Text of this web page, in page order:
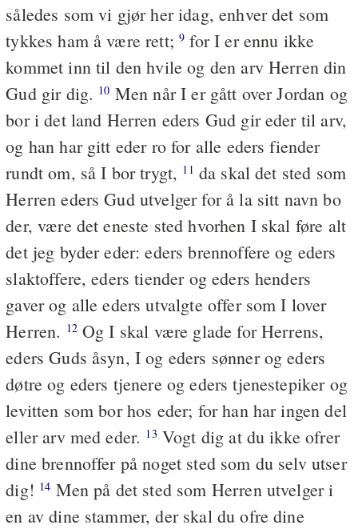
således som vi gjør her idag, enhver det som
tykkes ham å være rett;9 for I er ennu ikke
kommet inn til den hvile og den arv Herren din
Gud gir dig. 10 Men når I er gått over Jordan og
bor i det land Herren eders Gud gir eder til arv,
og han har gitt eder ro for alle eders fiender
rundt om, så I bor trygt, 11 da skal det sted som
Herren eders Gud utvelger for å la sitt navn bo
der, være det eneste sted hvorhen I skal føre alt
det jeg byder eder: eders brennoffere og eders
slaktoffere, eders tiender og eders henders
gaver og alle eders utvalgte offer som I lover
Herren. 12Og I skal være glade for Herrens,
eders Guds åsyn, I og eders sønner og eders
døtre og eders tjenere og eders tjenestepiker og
levitten som bor hos eder; for han har ingen del
eller arv med eder. 13 Vogt dig at du ikke ofrer
dine brennoffer på noget sted som du selv utser
dig! 14 Men på det sted som Herren utvelger i
en av dine stammer, der skal du ofre dine